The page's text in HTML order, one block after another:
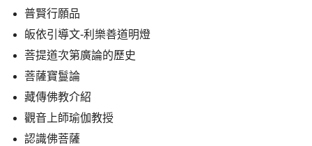
普賢行願品
皈依引導文-利樂善道明燈
菩提道次第廣論的歷史
菩薩寶鬘論
藏傳佛教介紹
觀音上師瑜伽教授
認識佛菩薩